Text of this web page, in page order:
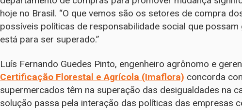
hoje no Brasil. “O que vemos são os setores de compra
possíveis políticas de responsabilidade social que
está para ser superado.”
Luís Fernando Guedes Pinto, engenheiro agrônomo e
Certificação Florestal e Agrícola (Imaflora) concorda
supermercados têm na superação das desigualdades na
solução passa pela interação das políticas das empresas